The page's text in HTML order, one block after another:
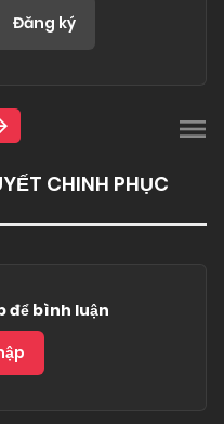
Đăng ký
CHINH PHỤC
để bình luận